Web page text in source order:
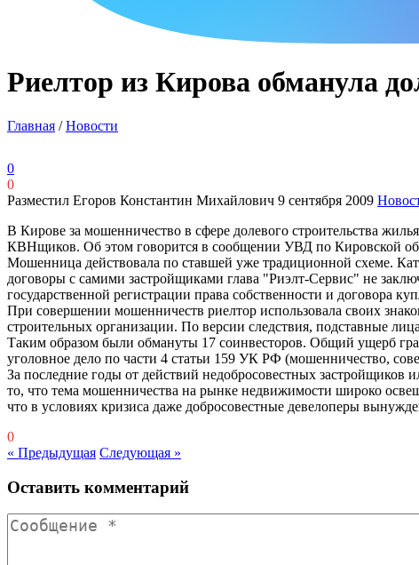
Риелтор из Кирова обманула
Главная /Новости
0
0
Разместил Егоров Константин Михайлович 9 сентября 2009
В Кирове за мошенничество в сфере долевого строительства
КВНщиков. Об этом говорится в сообщении УВД по Кировской
Мошенница действовала по ставшей уже традиционной схеме.
договоры с самими застройщиками глава "Риэлт-Сервис" не
государственной регистрации права собственности и договора
При совершении мошенничеств риелтор использовала своих
строительных организации. По версии следствия, подставные
Таким образом были обмануты 17 соинвесторов. Общий ущерб
уголовное дело по части 4 статьи 159 УК РФ (мошенничество,
За последние годы от действий недобросовестных застройщиков
то, что тема мошенничества на рынке недвижимости широко
что в условиях кризиса даже добросовестные девелоперы
0
« Предыдущая Следующая »
Оставить комментарий